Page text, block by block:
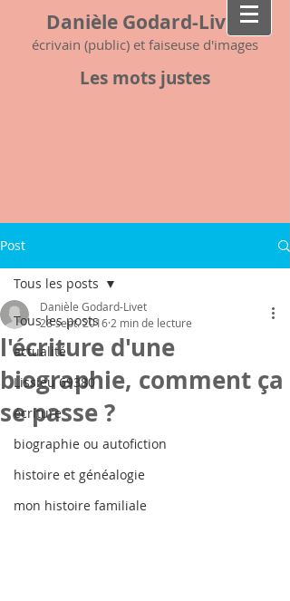
Danièle Godard-Livet
écrivain (public) et faiseuse d'images
Les mots justes
Post
Tous les posts
actualité
Lissieu 69380
écriture
biographie ou autofiction
histoire et généalogie
mon histoire familiale
Tous les posts
l'écriture d'une
biographie, comment ça
se passe ?
Danièle Godard-Livet
28 sept. 2016 2 min de lecture